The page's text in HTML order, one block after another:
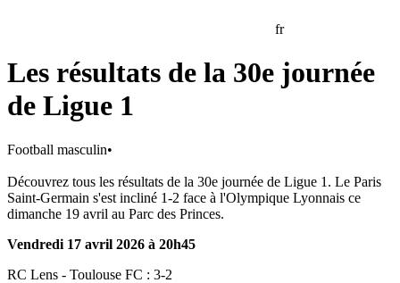
fr
Les résultats de la 30e journée
de Ligue 1
Football masculin•
Découvrez tous les résultats de la 30e journée de Ligue 1. Le Paris
Saint-Germain s'est incliné 1-2 face à l'Olympique Lyonnais ce
dimanche 19 avril au Parc des Princes.
Vendredi 17 avril 2026 à 20h45
RC Lens - Toulouse FC : 3-2